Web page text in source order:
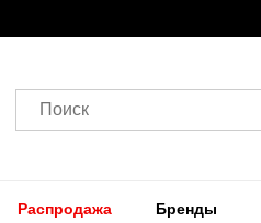
Поиск
Распродажа Бренды